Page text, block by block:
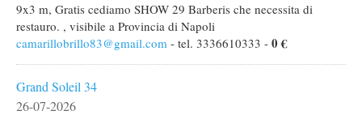
9x3 m, Gratis cediamo SHOW 29 Barberis che necessita di
restauro. , visibile a Provincia di Napoli
camarillobrillo83@gmail.com - tel. 3336610333 - 0 €
Grand Soleil 34
26-07-2026